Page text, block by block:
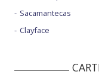
Sacamantecas
Clayface